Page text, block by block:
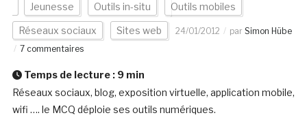
Jeunesse Outils in-situ Outils mobiles
Réseaux sociaux Sites web 24/01/2012 par Simon Hübe
7 commentaires
Temps de lecture : 9 min
Réseaux sociaux, blog, exposition virtuelle, application mobile,
wifi …. le MCQ déploie ses outils numériques.